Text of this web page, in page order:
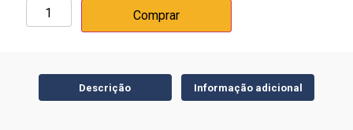
Comprar
Descrição Informação adicional